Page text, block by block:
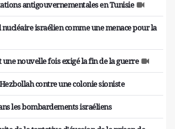
antigouvernementales en Tunisie
israélien comme une menace pour la
une nouvelle fois exigé la fin de la guerre
contre une colonie sioniste
les bombardements israéliens